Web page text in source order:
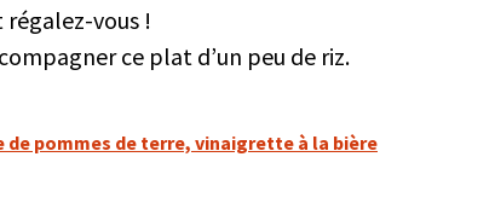
régalez-vous !
ce plat d’un peu de riz.
de pommes de terre, vinaigrette à la bière